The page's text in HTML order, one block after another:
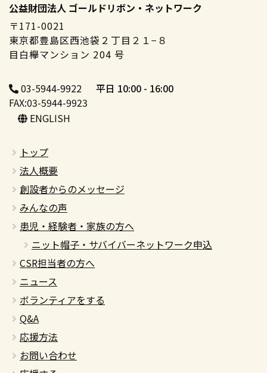
公益財団法人 ゴールドリボン・ネットワーク
〒171-0021
東京都豊島区西池袋２丁目２１−８
目白欅マンション 204 号
03-5944-9922
平日 10:00 - 16:00
FAX:03-5944-9923
ENGLISH
トップ
法人概要
創設者からのメッセージ
みんなの声
患児・経験者・家族の方へ
ニット帽子・サバイバーネットワーク申込
CSR担当者の方へ
ニュース
ボランティアをする
Q&A
応援方法
お問い合わせ